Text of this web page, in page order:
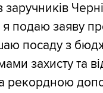
подаю заяву
посаду з
захисту та
рекордною